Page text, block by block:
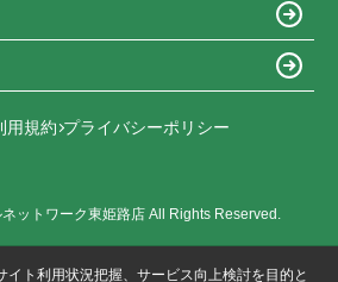
用規約 プライバシーポリシー
ットワーク東姫路店 All Rights Reserved.
イト利用状況把握、サービス向上検討を目的と